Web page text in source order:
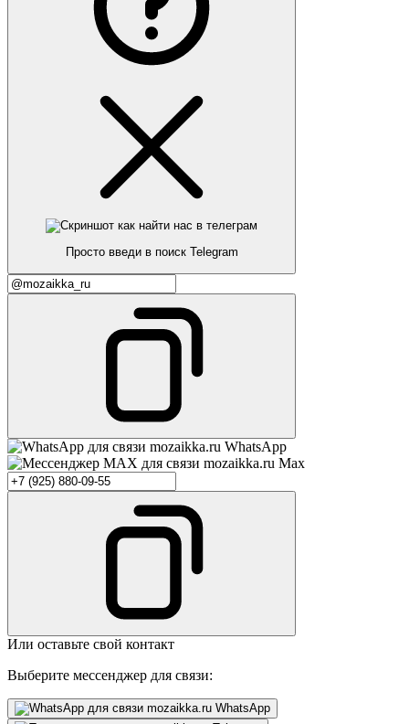
Просто введи в поиск Telegram
WhatsApp
Max
Или оставьте свой контакт
Выберите мессенджер для связи:
WhatsApp